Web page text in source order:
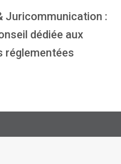
Juricommunication :
dédiée aux
réglementées